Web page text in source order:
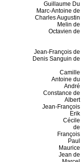
Guillaume Du
Marc-Antoine de
Charles Augustin
Melin de
Octavien de
Jean-François de
Denis Sanguin de
Camille
Antoine du
André
Constance de
Albert
Jean-François
Erik
Cécile
de
François
Paul
Maurice
Jean de